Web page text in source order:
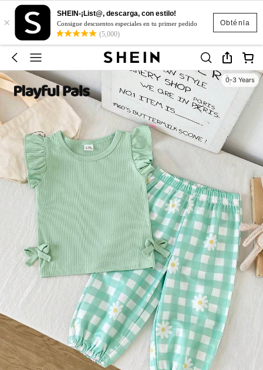
Obténla
×
SHEIN-¡List@, descarga, con estilo!
Consigue descuentos especiales en tu primer pedido
(5,000)
0-3 Years